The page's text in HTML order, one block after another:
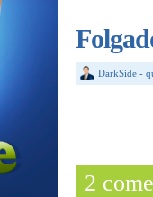
DarkSide -
2